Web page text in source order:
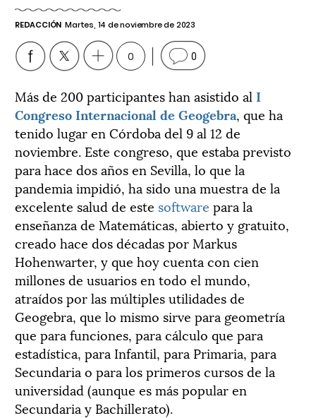
REDACCIÓN Martes, 14 de noviembre de 2023
0 0
Más de 200 participantes han asistido al I
Congreso Internacional de Geogebra, que ha
tenido lugar en Córdoba del 9 al 12 de
noviembre. Este congreso, que estaba previsto
para hace dos años en Sevilla, lo que la
pandemia impidió, ha sido una muestra de la
excelente salud de este software para la
enseñanza de Matemáticas, abierto y gratuito,
creado hace dos décadas por Markus
Hohenwarter, y que hoy cuenta con cien
millones de usuarios en todo el mundo,
atraídos por las múltiples utilidades de
Geogebra, que lo mismo sirve para geometría
que para funciones, para cálculo que para
estadística, para Infantil, para Primaria, para
Secundaria o para los primeros cursos de la
universidad (aunque es más popular en
Secundaria y Bachillerato).